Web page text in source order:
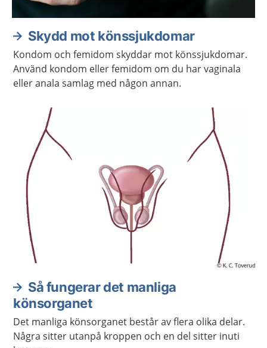
Skydd mot könssjukdomar
Kondom och femidom skyddar mot könssjukdomar.
Använd kondom eller femidom om du har vaginala
eller anala samlag med någon annan.
Så fungerar det manliga
könsorganet
Det manliga könsorganet består av flera olika delar.
Några sitter utanpå kroppen och en del sitter inuti